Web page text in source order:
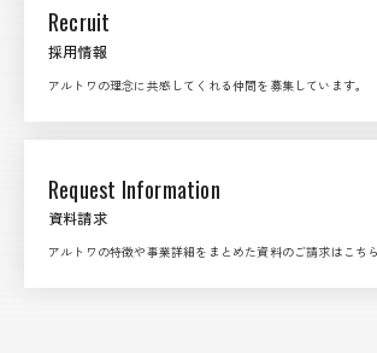
Recruit
採用情報
アルトワの理念に共感してくれる仲間を募集しています。
Request Information
資料請求
アルトワの特徴や事業詳細をまとめた資料のご請求はこちら